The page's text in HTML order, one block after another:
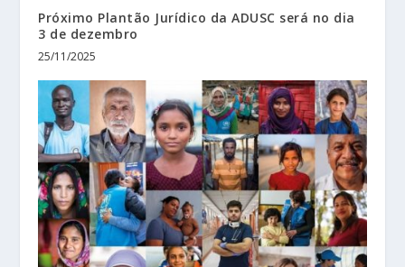
Próximo Plantão Jurídico da ADUSC será no dia
3 de dezembro
25/11/2025